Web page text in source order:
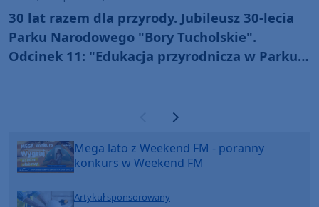
30 lat razem dla przyrody. Jubileusz 30-lecia
Parku Narodowego "Bory Tucholskie".
Odcinek 11: "Edukacja przyrodnicza w Parku
Poprzednia strona
Następna strona
Mega lato z Weekend FM - poranny
konkurs w Weekend FM
Artykuł sponsorowany